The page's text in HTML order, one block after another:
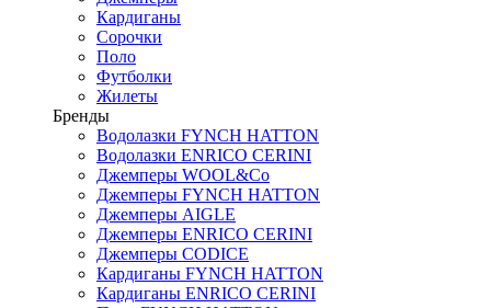
Кардиганы
Сорочки
Поло
Футболки
Жилеты
Бренды
Водолазки FYNCH HATTON
Водолазки ENRICO CERINI
Джемперы WOOL&Co
Джемперы FYNCH HATTON
Джемперы AIGLE
Джемперы ENRICO CERINI
Джемперы CODICE
Кардиганы FYNCH HATTON
Кардиганы ENRICO CERINI